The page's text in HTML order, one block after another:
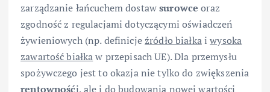
zarządzanie łańcuchem dostawsurowce oraz
zgodność z regulacjami dotyczącymi oświadczeń
żywieniowych (np. definicjeźródło białkaiwysoka
zawartość białkaw przepisach UE). Dla przemysłu
spożywczego jest to okazja nie tylko do zwiększenia
rentownośći, ale i do budowania nowej wartości